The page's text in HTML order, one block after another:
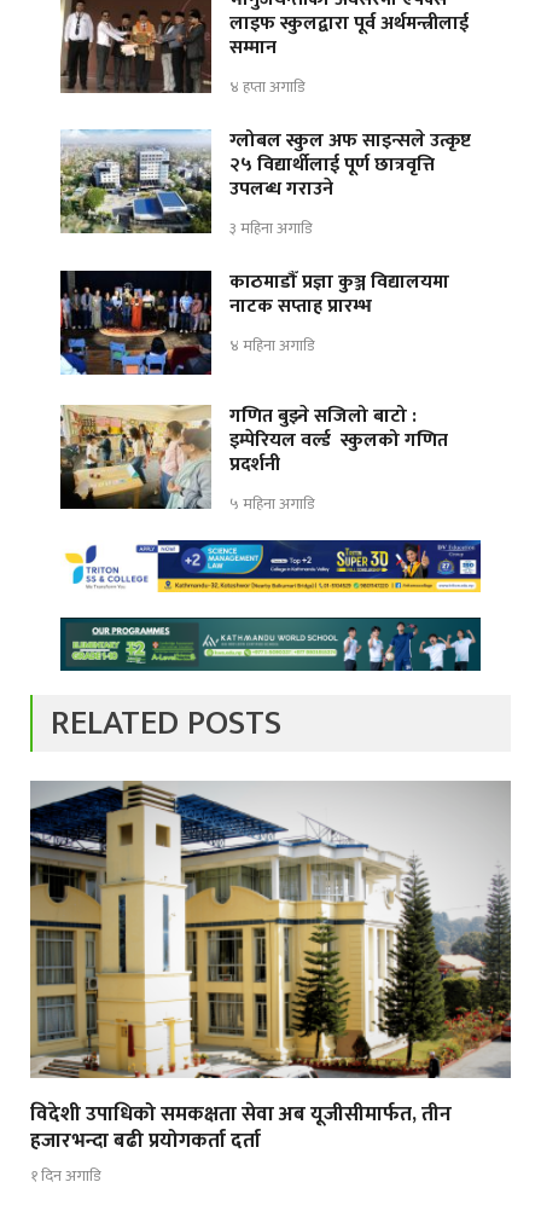
लाइफ स्कुलद्वारा पूर्व अर्थमन्त्रीलाई
सम्मान
४ हप्ता अगाडि
ग्लोबल स्कुल अफ साइन्सले उत्कृष्ट
२५ विद्यार्थीलाई पूर्ण छात्रवृत्ति
उपलब्ध गराउने
३ महिना अगाडि
काठमाडौँ प्रज्ञा कुञ्ज विद्यालयमा
नाटक सप्ताह प्रारम्भ
४ महिना अगाडि
गणित बुझ्ने सजिलो बाटो :
इम्पेरियल वर्ल्ड स्कुलको गणित
प्रदर्शनी
५ महिना अगाडि
RELATED POSTS
विदेशी उपाधिको समकक्षता सेवा अब यूजीसीमार्फत, तीन
हजारभन्दा बढी प्रयोगकर्ता दर्ता
१ दिन अगाडि